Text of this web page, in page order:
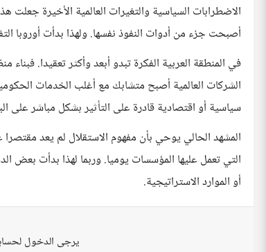
الاضطرابات السياسية والتغيرات العالمية الأخيرة جعلت
أصبحت جزء من أدوات النفوذ نفسها. ولهذا بدأت أوروبا
في المنطقة العربية الفكرة تبدو أبعد وأكثر تعقيدا.
الشركات العالمية أصبح متشابك مع أغلب الخدمات
سياسية أو اقتصادية قادرة على التأثير بشكل مباشر على
المشهد الحالي يوحي بأن مفهوم الاستقلال لم يعد
التي تعمل عليها المؤسسات يوميا. وربما لهذا بدأت بعض
أو الموارد الاستراتيجية.
يرجى الدخول